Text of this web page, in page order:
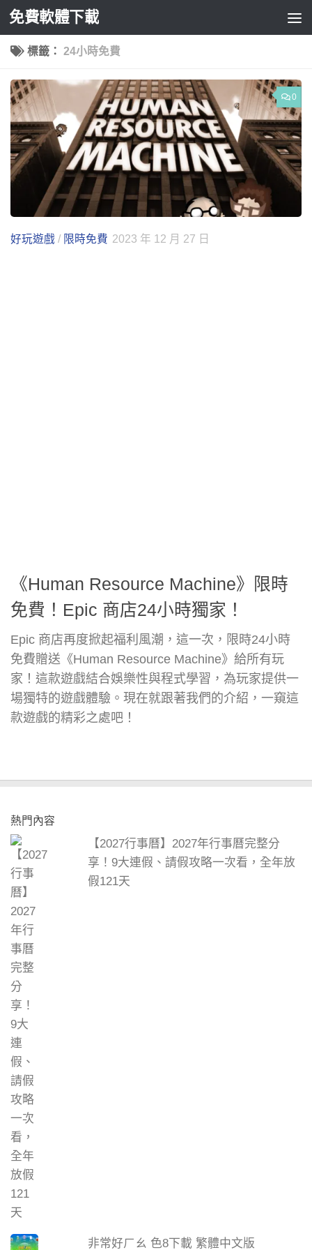
Skip to content
免費軟體下載
標籤： 24小時免費
0
好玩遊戲 / 限時免費 2023 年 12 月 27 日
《Human Resource Machine》限時
免費！Epic 商店24小時獨家！
Epic 商店再度掀起福利風潮，這一次，限時24小時
免費贈送《Human Resource Machine》給所有玩
家！這款遊戲結合娛樂性與程式學習，為玩家提供一
場獨特的遊戲體驗。現在就跟著我們的介紹，一窺這
款遊戲的精彩之處吧！
熱門內容
【2027行事曆】2027年行事曆完整分
享！9大連假、請假攻略一次看，全年放
假121天
非常好ㄏㄠ 色8下載 繁體中文版